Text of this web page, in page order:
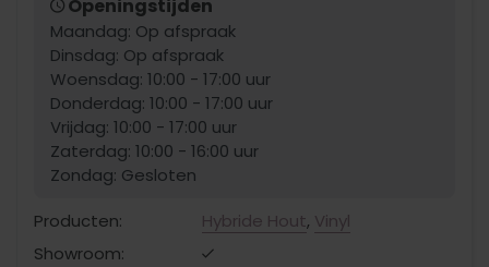
Openingstijden
Maandag: Op afspraak
Dinsdag: Op afspraak
Woensdag: 10:00 - 17:00 uur
Donderdag: 10:00 - 17:00 uur
Vrijdag: 10:00 - 17:00 uur
Zaterdag: 10:00 - 16:00 uur
Zondag: Gesloten
Producten:
Hybride Hout, Vinyl
Showroom: